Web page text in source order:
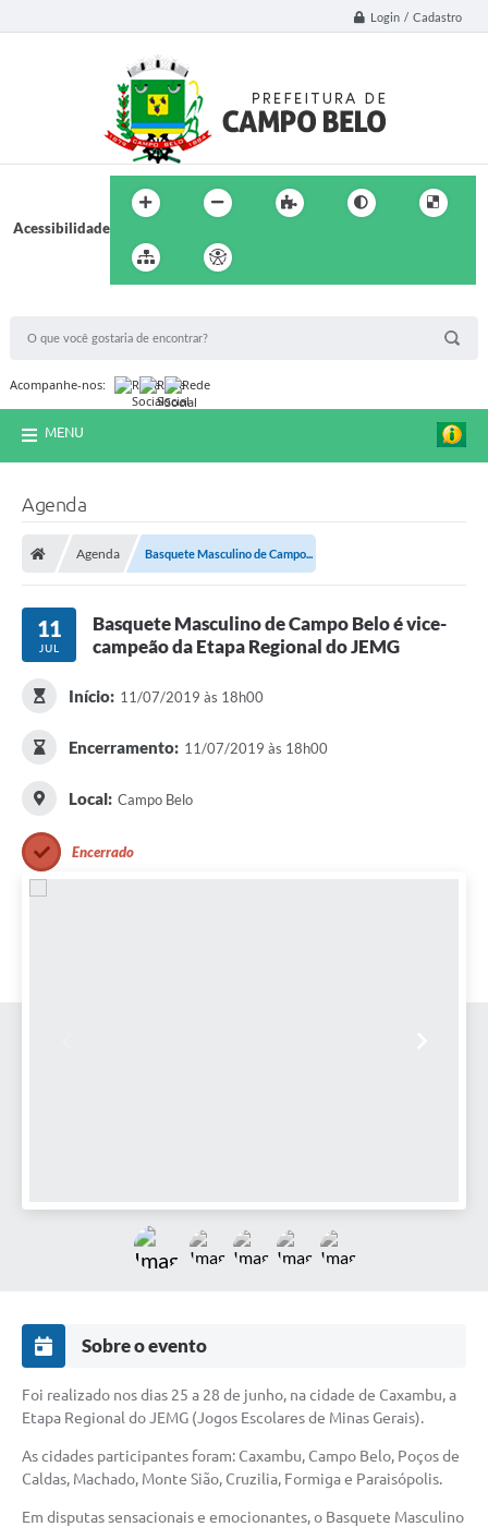
Login / Cadastro
Acessibilidade
Acompanhe-nos:
MENU
Agenda
Agenda Basquete Masculino de Campo...
11
JUL
Basquete Masculino de Campo Belo é vice-
campeão da Etapa Regional do JEMG
Início: 11/07/2019 às 18h00
Encerramento: 11/07/2019 às 18h00
Local: Campo Belo
Encerrado
Sobre o evento
Foi realizado nos dias 25 a 28 de junho, na cidade de Caxambu, a
Etapa Regional do JEMG (Jogos Escolares de Minas Gerais).
As cidades participantes foram: Caxambu, Campo Belo, Poços de
Caldas, Machado, Monte Sião, Cruzilia, Formiga e Paraisópolis.
Em disputas sensacionais e emocionantes, o Basquete Masculino